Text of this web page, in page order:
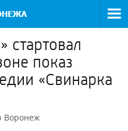
стартовал
показ
«Свинарка
Воронеж